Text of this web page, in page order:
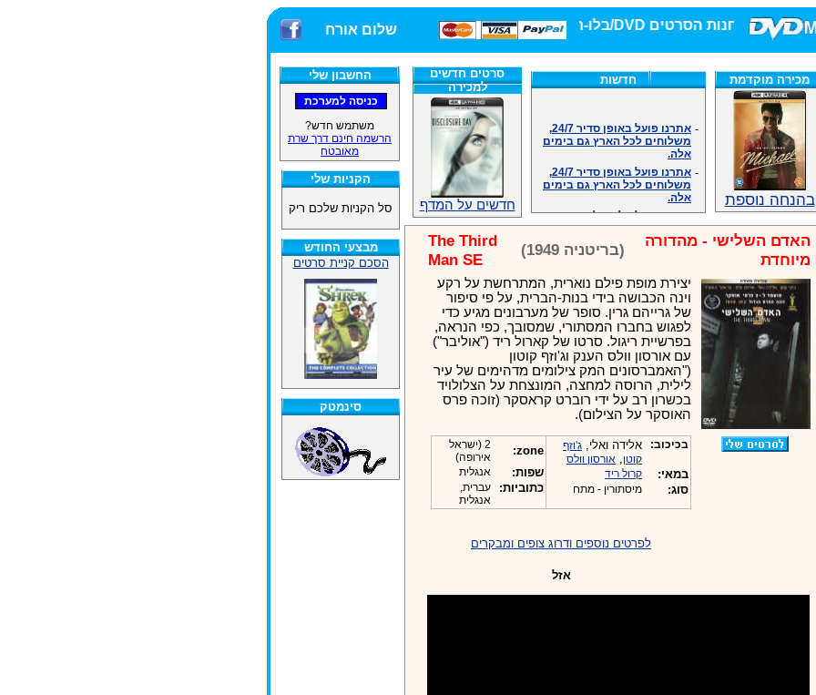
חנות הסרטים DVD/בלו-ריי/3D הגדולה ביותר! שלום אורח
החשבון שלי
משתמש חדש?
הרשמה חינם דרך שרת
מאובטח
הקניות שלי
סל הקניות שלכם ריק
מבצעי החודש
הסכם קניית סרטים
סינמטק
מכירה מוקדמת
בהנחה נוספת
חדשות
משלוחים לכל הארץ גם בימים
אלה.
משלוחים לכל הארץ גם בימים
אלה.
אנחנו כאן לכול שאלה וזמינים
במענה הטלפוני שלנו.ובמייל
.האתר לרשותכם פעיל 24/7
-מענה טלפוני: 09-7652392
זמינים במייל ובטלפון. האתר
לרשותכם פעיל 24/7
צוות דיוידי מאסטר ישיר.
אנחנו כאן לכול שאלה וזמינים
במענה הטלפוני שלנו.ובמייל
.האתר לרשותכם 24/7
מענה טלפוני: 09-7652392
צוות דיוידי מאסטר ישיר.
סרטים חדשים
למכירה
חדשים על המדף
האדם השלישי - מהדורה
מיוחדת
(בריטניה 1949)
The Third
Man SE
יצירת מופת פילם נוארית, המתרחשת על רקע
וינה הכבושה בידי בנות-הברית, על פי סיפור
של גרייהם גרין. סופר של מערבונים מגיע כדי
לפגוש בחברו המסתורי, שמסובך, כפי הנראה,
בפרשיית ריגול. סרטו של קארול ריד ("אוליבר")
עם אורסון וולס הענק וג'וזף קוטון
("האמברסונים המק צילומים מדהימים של עיר
לילית, הרוסה למחצה, המונצחת על הצלולויד
בכשרון רב על ידי רוברט קראסקר (זוכה פרס
האוסקר על הצילום).
בכיכוב: אלידה ואלי, ג'וזף
קוטן, אורסון וולס
במאי: קרול ריד
סוג: מיסתורין - מתח
zone:
2 (ישראל
אירופה)
שפות: אנגלית
כתוביות:
עברית,
אנגלית
לפרטים נוספים ודרוג צופים ומבקרים
אזל